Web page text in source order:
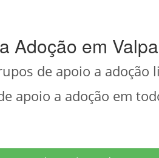
Adoção em
de apoio a adoção
apoio a adoção em